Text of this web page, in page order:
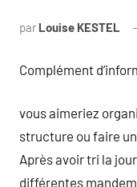
par Louise KESTEL
Complément
vous aimeriez
structure ou faire
Après avoir tri la
différentes